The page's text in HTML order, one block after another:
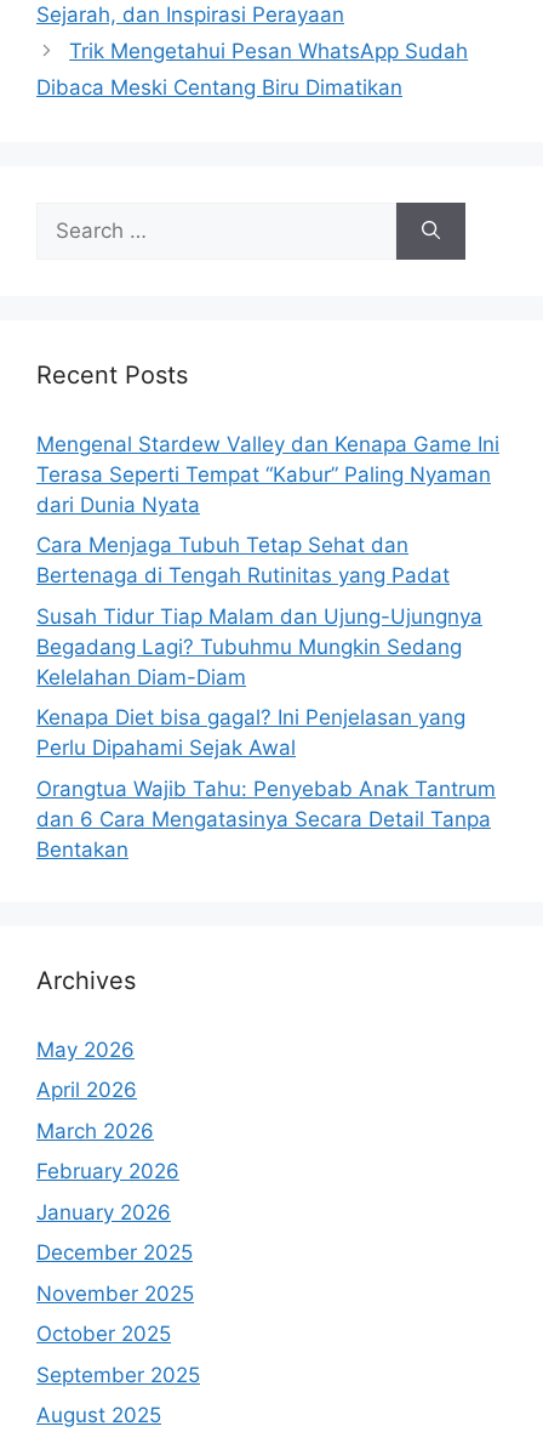
e
g
o
Sejarah, dan Inspirasi Perayaan
Trik Mengetahui Pesan WhatsApp Sudah
Dibaca Meski Centang Biru Dimatikan
h
r
:
Recent Posts
Mengenal Stardew Valley dan Kenapa Game Ini
Terasa Seperti Tempat “Kabur” Paling Nyaman
dari Dunia Nyata
Cara Menjaga Tubuh Tetap Sehat dan
Bertenaga di Tengah Rutinitas yang Padat
Susah Tidur Tiap Malam dan Ujung-Ujungnya
Begadang Lagi? Tubuhmu Mungkin Sedang
Kelelahan Diam-Diam
Kenapa Diet bisa gagal? Ini Penjelasan yang
Perlu Dipahami Sejak Awal
Orangtua Wajib Tahu: Penyebab Anak Tantrum
dan 6 Cara Mengatasinya Secara Detail Tanpa
Bentakan
Archives
May 2026
April 2026
March 2026
February 2026
January 2026
December 2025
November 2025
October 2025
September 2025
August 2025